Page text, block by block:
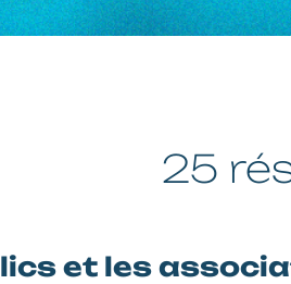
25
et les